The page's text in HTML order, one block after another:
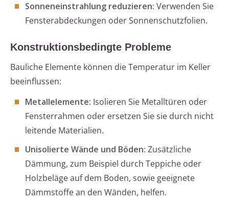
Sonneneinstrahlung reduzieren: Verwenden Sie
Fensterabdeckungen oder Sonnenschutzfolien.
Konstruktionsbedingte Probleme
Bauliche Elemente können die Temperatur im Keller
beeinflussen:
Metallelemente: Isolieren Sie Metalltüren oder
Fensterrahmen oder ersetzen Sie sie durch nicht
leitende Materialien.
Unisolierte Wände und Böden: Zusätzliche
Dämmung, zum Beispiel durch Teppiche oder
Holzbeläge auf dem Boden, sowie geeignete
Dämmstoffe an den Wänden, helfen.